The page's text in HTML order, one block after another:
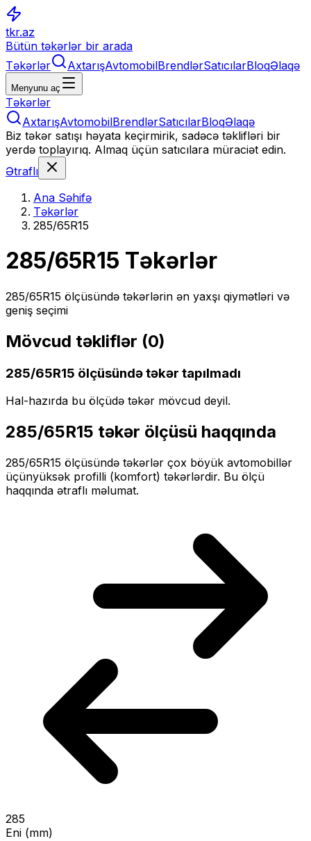
tkr.az
Bütün təkərlər bir arada
Təkərlər
AxtarışAvtomobilBrendlərSatıcılarBloqƏlaqə
Menyunu aç
Təkərlər
AxtarışAvtomobilBrendlərSatıcılarBloqƏlaqə
Biz təkər satışı həyata keçirmirik, sadəcə təklifləri bir
yerdə toplayırıq. Almaq üçün satıcılara müraciət edin.
Ətraflı
Ana Səhifə
Təkərlər
285/65R15
285/65R15 Təkərlər
285/65R15 ölçüsündə təkərlərin ən yaxşı qiymətləri və
geniş seçimi
Mövcud təkliflər (0)
285/65R15 ölçüsündə təkər tapılmadı
Hal-hazırda bu ölçüdə təkər mövcud deyil.
285/65R15 təkər ölçüsü haqqında
285/65R15 ölçüsündə təkərlər çox böyük avtomobillər
üçünyüksək profilli (komfort) təkərlərdir. Bu ölçü
haqqında ətraflı məlumat.
285
Eni (mm)